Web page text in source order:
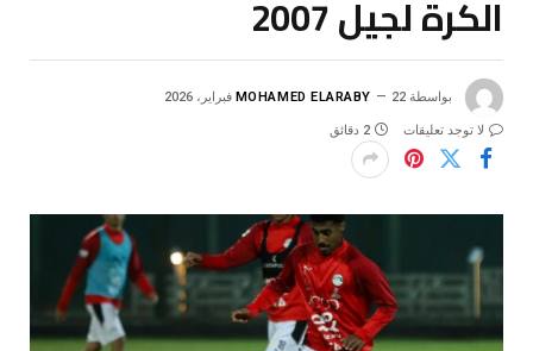
الكرة لجيل 2007
بواسطة MOHAMED ELARABY 22 فبراير، 2026
لا توجد تعليقات 2 دقائق